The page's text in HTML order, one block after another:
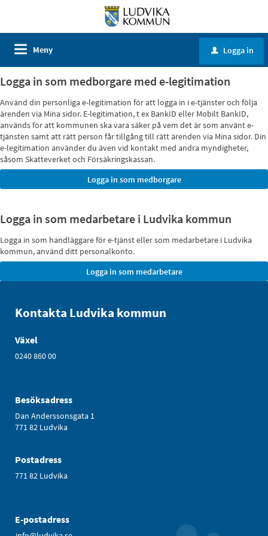
Meny u Logga in
Logga in som medborgare med e-legitimation
Använd din personliga e-legitimation för att logga in i e-tjänster och följa
ärenden via Mina sidor. E-legitimation, t ex BankID eller Mobilt BankID,
används för att kommunen ska vara säker på vem det är som använt e-
tjänsten samt att rätt person får tillgång till rätt ärenden via Mina sidor. Din
e-legitimation använder du även vid kontakt med andra myndigheter,
såsom Skatteverket och Försäkringskassan.
Logga in som medarbetare i Ludvika kommun
Logga in som handläggare för e-tjänst eller som medarbetare i Ludvika
kommun, använd ditt personalkonto.
Kontakta Ludvika kommun
Växel
0240 860 00
Besöksadress
Dan Anderssonsgata 1
771 82 Ludvika
Postadress
771 82 Ludvika
E-postadress